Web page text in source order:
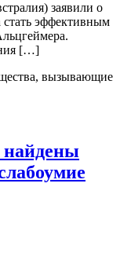
заявили о
стать эффективным
[…]